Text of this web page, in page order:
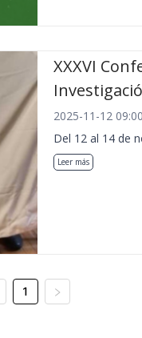
XXXVI
2025-11-12
Del 12 al 14 de
Leer más
1